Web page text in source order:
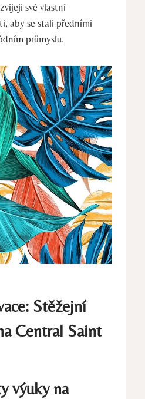
své vlastní‌
aby se stali předními
průmyslu.
Stěžejní
Central Saint
výuky na